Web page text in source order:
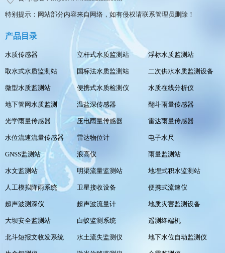
特别提示：网站部分内容来自网络，如有侵权请联系管理员删除！
产品目录
水质传感器 立杆式水质监测站 浮标水质监测站
取水式水质监测站 国标法水质监测站 二次供水水质监测设备
微型水质监测站 便携式水质检测仪 水质在线分析仪
地下管网水质监测 温盐深传感器 翻斗雨量传感器
光学雨量传感器 压电雨量传感器 雷达雨量传感器
水位流速流量传感器 雷达物位计 电子水尺
GNSS监测站 浪高仪 雨量监测站
水文监测站 明渠流量监测站 地埋式积水监测站
人工模拟降雨系统 卫星接收设备 便携式流速仪
超声波测深仪 超声波流量计 地质灾害监测设备
大坝安全监测站 白蚁监测系统 遥测终端机
北斗短报文收发系统 水土流失监测仪 地下水位自动监测仪